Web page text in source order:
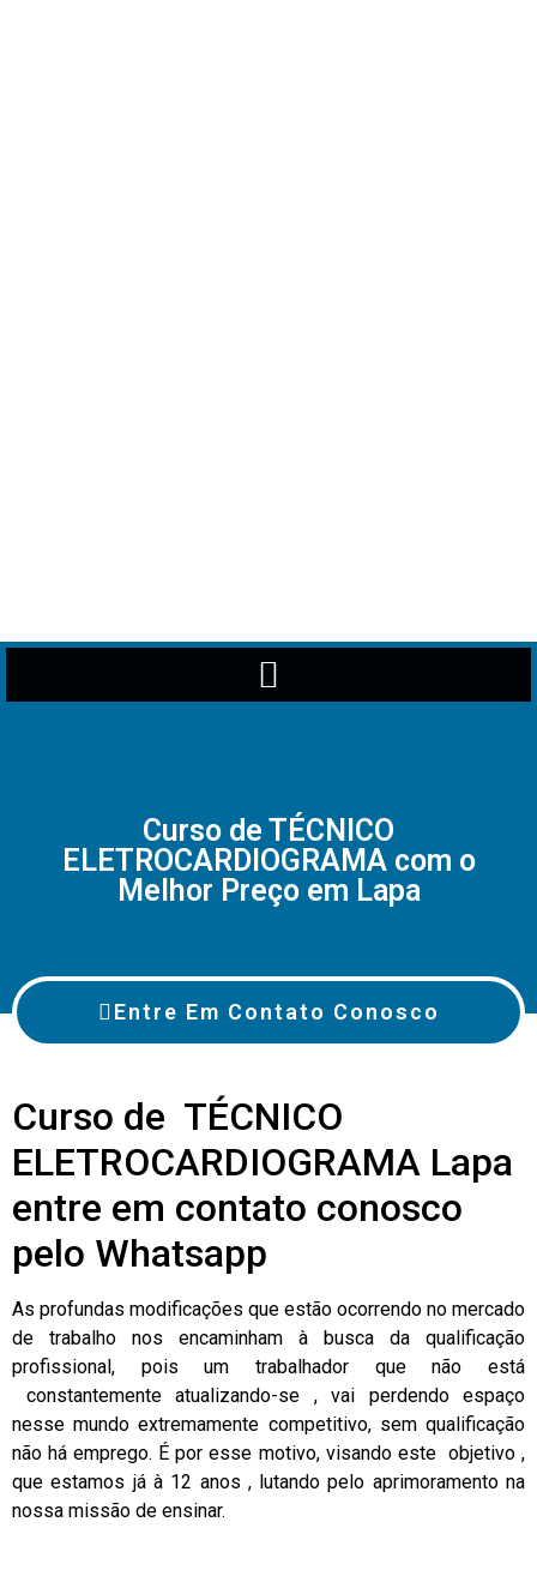
Curso de TÉCNICO
ELETROCARDIOGRAMA com o
Melhor Preço em Lapa
Entre Em Contato Conosco
Curso de TÉCNICO
ELETROCARDIOGRAMA Lapa
entre em contato conosco
pelo Whatsapp
As profundas modificações que estão ocorrendo no mercado
de trabalho nos encaminham à busca da qualificação
profissional, pois um trabalhador que não está
constantemente atualizando-se , vai perdendo espaço
nesse mundo extremamente competitivo, sem qualificação
não há emprego. É por esse motivo, visando este objetivo ,
que estamos já à 12 anos , lutando pelo aprimoramento na
nossa missão de ensinar.